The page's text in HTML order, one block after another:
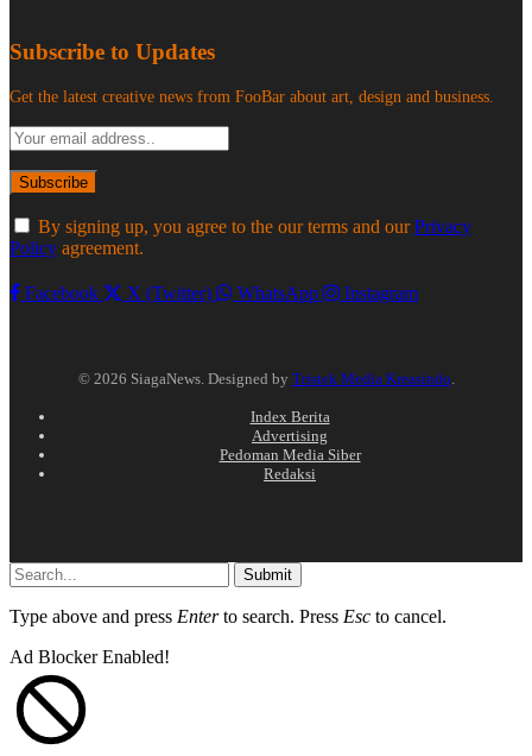
Subscribe to Updates
Get the latest creative news from FooBar about art, design and business.
By signing up, you agree to the our terms and ourPrivacy
Policy agreement.
Facebook X (Twitter) WhatsApp Instagram
© 2026 SiagaNews. Designed by Tristek Media Kreasindo.
Index Berita
Advertising
Pedoman Media Siber
Redaksi
Submit
Type above and press Enterto search. Press Esc to cancel.
Ad Blocker Enabled!